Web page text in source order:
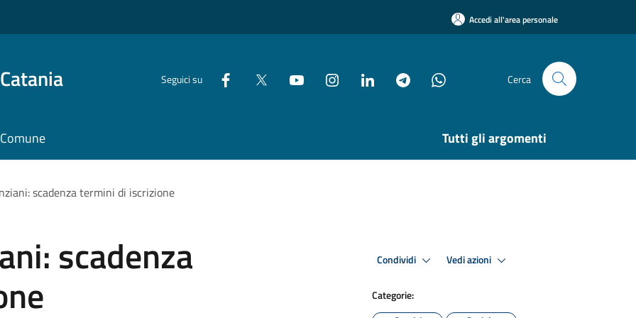
Accedi all'area personale
Seguici su Cerca
Tutti gli argomenti
scadenza termini di iscrizione
scadenza Condividi Vedi azioni
Categorie: